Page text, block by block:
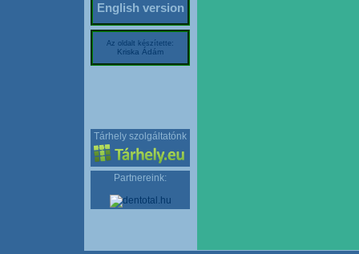
English version
Az oldalt készítette:
Kriska Ádám
Tárhely szolgáltatónk
Partnereink: